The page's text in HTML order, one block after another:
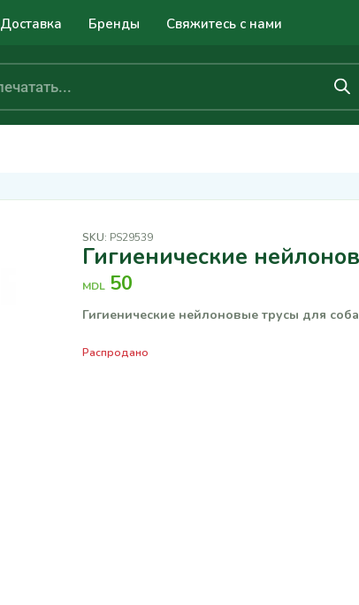
Доставка Бренды Свяжитесь с нами
SKU: PS29539
Гигиенические
MDL 50
Гигиенические нейлоновые трусы для
Распродано